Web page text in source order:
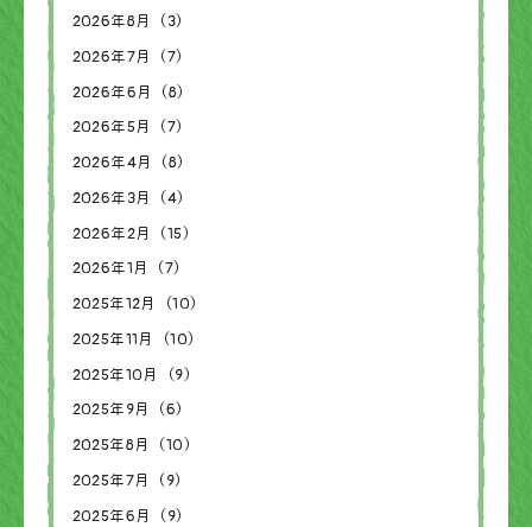
2026年8月（3）
2026年7月（7）
2026年6月（8）
2026年5月（7）
2026年4月（8）
2026年3月（4）
2026年2月（15）
2026年1月（7）
2025年12月（10）
2025年11月（10）
2025年10月（9）
2025年9月（6）
2025年8月（10）
2025年7月（9）
2025年6月（9）